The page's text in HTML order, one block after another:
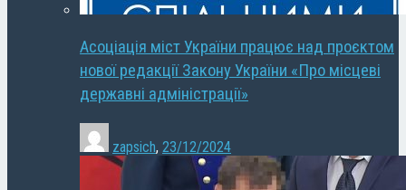
Асоціація міст України працює над проєктом
нової редакції Закону України «Про місцеві
державні адміністрації»
zapsich, 23/12/2024